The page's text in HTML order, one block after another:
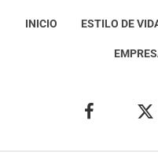
INICIO ESTILO DE